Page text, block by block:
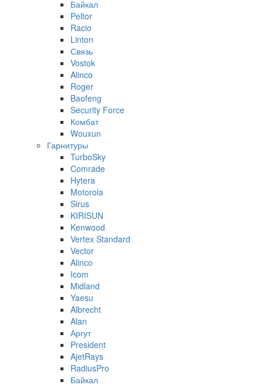
Байкал
Peltor
Racio
Linton
Связь
Vostok
Alinco
Roger
Baofeng
Security Force
Комбат
Wouxun
Гарнитуры
TurboSky
Comrade
Hytera
Motorola
Sirus
KIRISUN
Kenwood
Vertex Standard
Vector
Alinco
Icom
Midland
Yaesu
Albrecht
Alan
Аргут
President
AjetRays
RadiusPro
Байкал